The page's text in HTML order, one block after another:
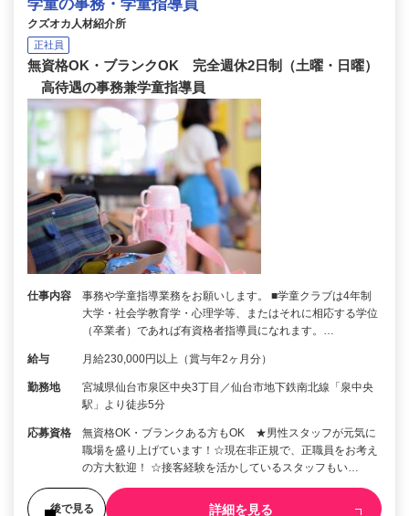
学童の事務・学童指導員
クズオカ人材紹介所
正社員
無資格OK・ブランクOK 完全週休2日制（土曜・日曜）
高待遇の事務兼学童指導員
仕事内容
事務や学童指導業務をお願いします。 ■学童クラブは4年制
大学・社会学教育学・心理学等、またはそれに相応する学位
（卒業者）であれば有資格者指導員になれます。…
給与 月給230,000円以上（賞与年2ヶ月分）
勤務地
宮城県仙台市泉区中央3丁目／仙台市地下鉄南北線「泉中央
駅」より徒歩5分
応募資格
無資格OK・ブランクある方もOK ★男性スタッフが元気に
職場を盛り上げています！☆現在非正規で、正職員をお考え
の方大歓迎！ ☆接客経験を活かしているスタッフもい…
後で見る 詳細を見る